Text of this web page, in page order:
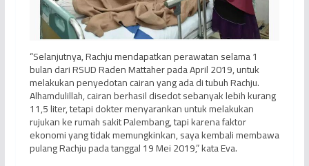
“Selanjutnya, Rachju mendapatkan perawatan selama 1
bulan dari RSUD Raden Mattaher pada April 2019, untuk
melakukan penyedotan cairan yang ada di tubuh Rachju.
Alhamdulillah, cairan berhasil disedot sebanyak lebih kurang
11,5 liter, tetapi dokter menyarankan untuk melakukan
rujukan ke rumah sakit Palembang, tapi karena faktor
ekonomi yang tidak memungkinkan, saya kembali membawa
pulang Rachju pada tanggal 19 Mei 2019,” kata Eva.